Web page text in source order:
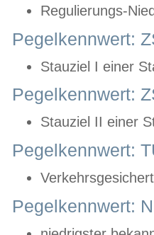
Regulierungs-
Pegelkennwert:
Stauziel I einer
Pegelkennwert:
Stauziel II einer
Pegelkennwert:
Pegelkennwert: